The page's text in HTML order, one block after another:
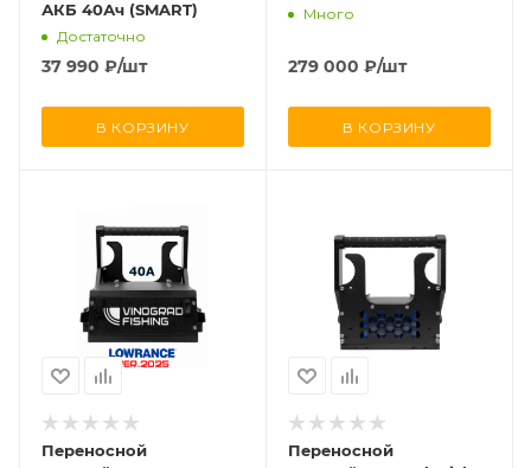
АКБ 40Ач (SMART)
Достаточно
37 990 ₽/шт
В КОРЗИНУ
Много
279 000 ₽/шт
В КОРЗИНУ
Переносной
Переносной